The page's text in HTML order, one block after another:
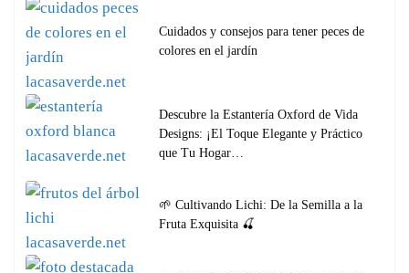
Cuidados y consejos para tener peces de
colores en el jardín
Descubre la Estantería Oxford de Vida
Designs: ¡El Toque Elegante y Práctico
que Tu Hogar…
🌱 Cultivando Lichi: De la Semilla a la
Fruta Exquisita 🍒